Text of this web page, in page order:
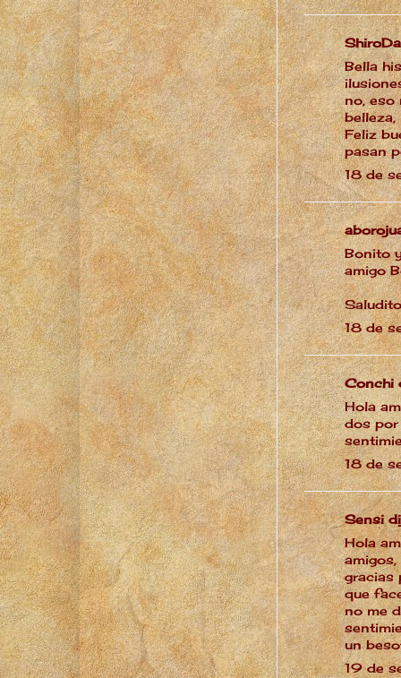
Bella
no, eso
Feliz
pasan
18 de
Bonito
amigo
18 de
Conchi
Hola
dos por
18 de
Sensi
Hola
amigos,
gracias
que
no me
un
19 de